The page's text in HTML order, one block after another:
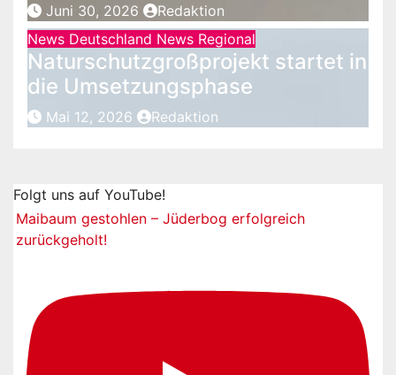
Juni 30, 2026
Redaktion
News Deutschland News Regional
Naturschutzgroßprojekt startet in
die Umsetzungsphase
Mai 12, 2026 Redaktion
Folgt uns auf YouTube!
Maibaum gestohlen – Jüderbog erfolgreich
zurückgeholt!